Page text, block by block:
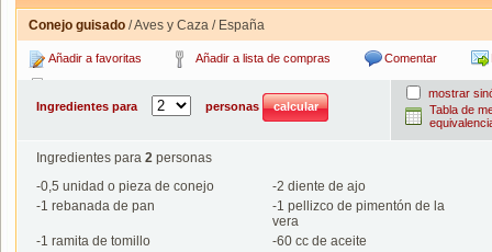
Conejo guisado / Aves y Caza / España
Añadir a favoritas Añadir a lista de compras Comentar
Ingredientes para
personas
mostrar
Tabla de
Ingredientes para 2 personas
-0,5 unidad o pieza de conejo -2 diente de ajo
-1 rebanada de pan -1 pellizco de pimentón de la
vera
-1 ramita de tomillo -60 cc de aceite